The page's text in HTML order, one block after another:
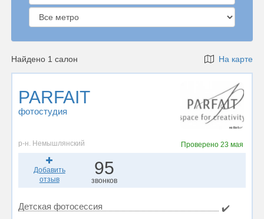
Найдено 1 салон На карте
PARFAIT
фотостудия
р-н. Немышлянский Проверено23 мая
Добавить
отзыв
95
звонков
Детская фотосессия
✔️